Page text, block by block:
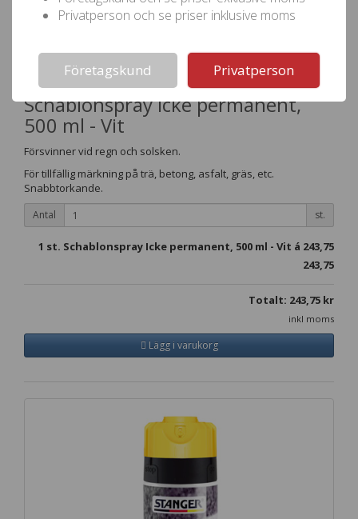
Schablonspray Icke permanent,
500 ml - Vit
Försvinner vid regn och solsken.
För tillfällig märkning på trä, betong, asfalt, gräs, etc.
Snabbtorkande.
Antal st.
1 st. Schablonspray Icke permanent, 500 ml - Vit á 243,75
243,75
Totalt: 243,75 kr
inkl moms
Lägg i varukorg
Privatperson och se priser inklusive moms
Företagskund Privatperson